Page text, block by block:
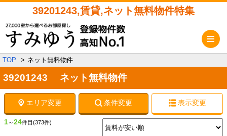
39201243,賃貸,ネット無料物件特集
TOP ネット無料物件
39201243 ネット無料物件
エリア変更 条件変更 表示変更
1～24件目 (373件)